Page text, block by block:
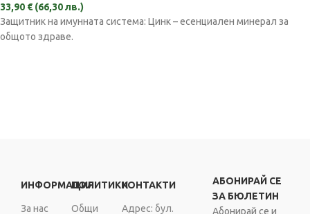
33,90 € (66,30лв.)
Защитник на имунната система: Цинк – есенциален минерал за
общото здраве.
ИНФОРМАЦИЯ
За нас
ПОЛИТИКИ
Общи
КОНТАКТИ
Адрес: бул.
АБОНИРАЙ СЕ
ЗА БЮЛЕТИН
Абонирай се и